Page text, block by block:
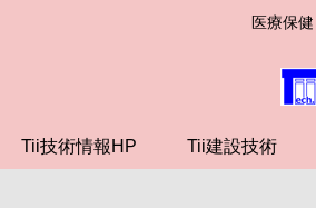
医療保
Tii技術情報HP Tii建設技術